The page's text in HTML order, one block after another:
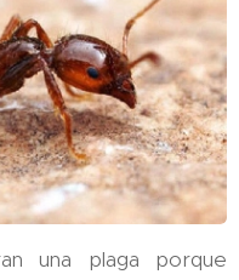
una plaga porque